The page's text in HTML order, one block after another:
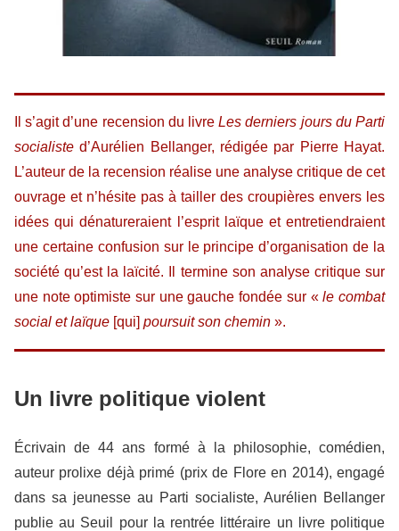
Il s’agit d’une recension du livreLes derniers jours du Parti
socialisted’Aurélien Bellanger, rédigée par Pierre Hayat.
L’auteur de la recension réalise une analyse critique de cet
ouvrage et n’hésite pas à tailler des croupières envers les
idées qui dénatureraient l’esprit laïque et entretiendraient
une certaine confusion sur le principe d’organisation de la
société qu’est la laïcité. Il termine son analyse critique sur
une note optimiste sur une gauche fondée sur «le combat
social et laïque [qui] poursuit son chemin ».
Un livre politique violent
Écrivain de 44 ans formé à la philosophie, comédien,
auteur prolixe déjà primé (prix de Flore en 2014), engagé
dans sa jeunesse au Parti socialiste, Aurélien Bellanger
publie au Seuil pour la rentrée littéraire un livre politique